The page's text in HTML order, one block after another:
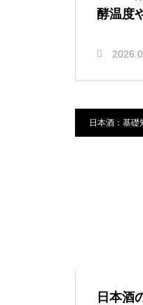
酵温度
日本酒：基礎
日本酒